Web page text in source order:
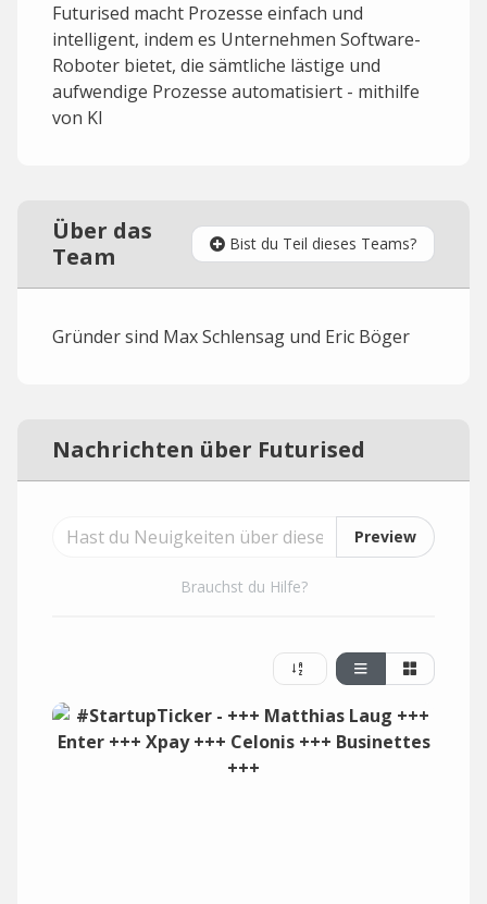
Futurised macht Prozesse einfach und
intelligent, indem es Unternehmen Software-
Roboter bietet, die sämtliche lästige und
aufwendige Prozesse automatisiert - mithilfe
von KI
Über das
Team
Bist du Teil dieses Teams?
Gründer sind Max Schlensag und Eric Böger
Nachrichten über Futurised
Preview
Brauchst du Hilfe?